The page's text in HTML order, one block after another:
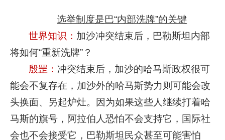
选举制度是巴“内部洗牌”的关键
世界知识： 加沙冲突结束后，巴勒斯坦内部
将如何“重新洗牌”？
殷罡： 冲突结束后，加沙的哈马斯政权很可
能会不复存在，加沙外的哈马斯势力则可能会改
头换面、另起炉灶。因为如果这些人继续打着哈
马斯的旗号，阿拉伯人恐怕不会支持它，国际社
会也不会接受它，巴勒斯坦民众甚至可能害怕